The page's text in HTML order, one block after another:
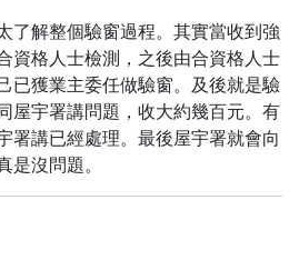
了解整個驗窗過程。其實當收到強
資格人士檢測，之後由合資格人士
已獲業主委任做驗窗。及後就是驗
屋宇署講問題，收大約幾百元。有
署講已經處理。最後屋宇署就會向
沒問題。